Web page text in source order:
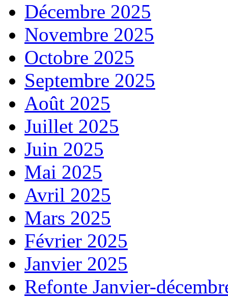
Décembre 2025
Novembre 2025
Octobre 2025
Septembre 2025
Août 2025
Juillet 2025
Juin 2025
Mai 2025
Avril 2025
Mars 2025
Février 2025
Janvier 2025
Refonte Janvier-